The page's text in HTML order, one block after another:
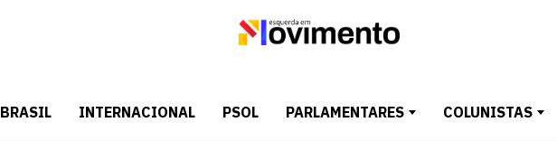
BRASIL INTERNACIONAL PSOL PARLAMENTARES COLUNISTAS